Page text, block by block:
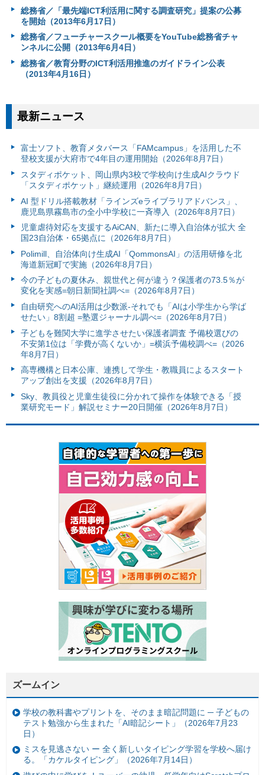
総務省／「最先端ICT利活用に関する調査研究」提案の公募
を開始（2013年6月17日）
総務省／フューチャースクール概要をYouTube総務省チャ
ンネルに公開（2013年6月4日）
総務省／教育分野のICT利活用推進のガイドライン公表
（2013年4月16日）
最新ニュース
富⼠ソフト、教育メタバース「FAMcampus」を活用した不
登校支援が大府市で4年目の運用開始（2026年8月7日）
スタディポケット、岡山県内3校で学校向け生成AIクラウド
「スタディポケット」継続運用（2026年8月7日）
AI 型ドリル搭載教材「ラインズeライブラリアドバンス」、
鹿児島県霧島市の全小中学校に一斉導入（2026年8月7日）
児童虐待対応を支援するAiCAN、新たに導入自治体が拡大 全
国23自治体・65拠点に（2026年8月7日）
Polimill、自治体向け生成AI「QommonsAI」の活用研修を北
海道新冠町で実施（2026年8月7日）
今の子どもの夏休み、親世代と何が違う？保護者の73.5％が
変化を実感=朝日新聞社調べ=（2026年8月7日）
自由研究へのAI活用は少数派-それでも「AIは小学生から学ば
せたい」8割超 =塾選ジャーナル調べ=（2026年8月7日）
子どもを難関大学に進学させたい保護者調査 予備校選びの
不安第1位は「学費が高くないか」=横浜予備校調べ=（2026
年8月7日）
高専機構と日本公庫、連携して学生・教職員によるスタート
アップ創出を支援（2026年8月7日）
Sky、教員役と児童生徒役に分かれて操作を体験できる「授
業研究モード」解説セミナー20日開催（2026年8月7日）
ズームイン
学校の教科書やプリントを、そのまま暗記問題に ─ 子どもの
テスト勉強から生まれた「AI暗記シート」（2026年7月23
日）
ミスを見逃さない ー 全く新しいタイピング学習を学校へ届け
る。「カケルタイピング」（2026年7月14日）